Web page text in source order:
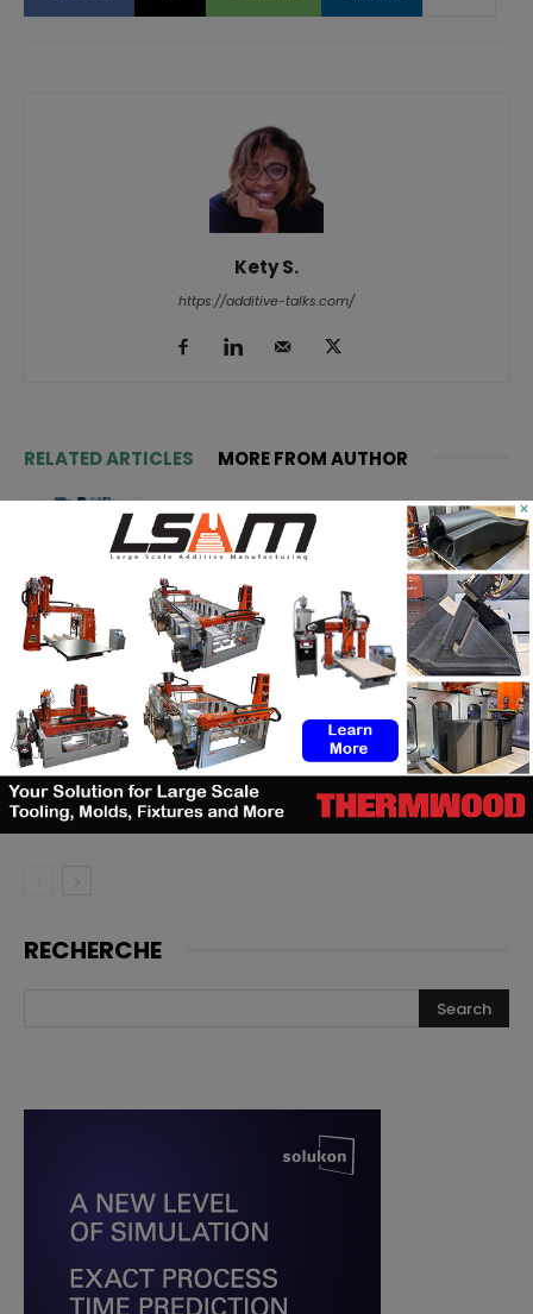
Kety S.
https://additive-talks.com/
RELATED ARTICLES MORE FROM AUTHOR
ASTM prépare un cadre normatif
pour les pièces céramiques
imprimées en 3D
TE Connectivity mise sur
l’impression 3D pour la fabrication
de cathéters
Le bon moment en FA : quand les
fabricants de machines doivent
lancer, et quand les utilisateurs
doivent investir
RECHERCHE
×